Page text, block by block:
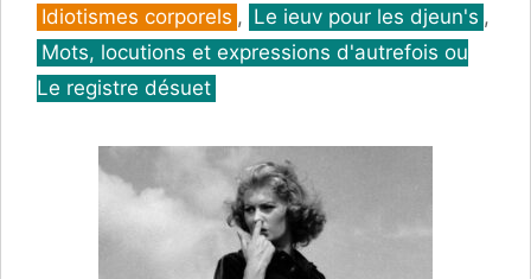
Catégories
Idiotismes corporels , Le ieuv pour les djeun's ,
Mots, locutions et expressions d'autrefois ou
Le registre désuet